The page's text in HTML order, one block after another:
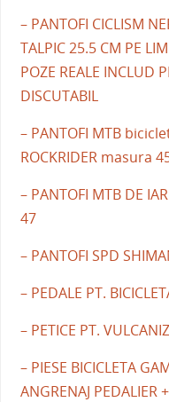
– PANTOFI CICLISM
TALPIC 25.5 CM PE
POZE REALE INCLUD
DISCUTABIL
– PANTOFI MTB
ROCKRIDER masura
– PANTOFI MTB DE
47
– PANTOFI SPD
– PEDALE PT.
– PETICE PT.
– PIESE BICICLETA
ANGRENAJ PEDALIER